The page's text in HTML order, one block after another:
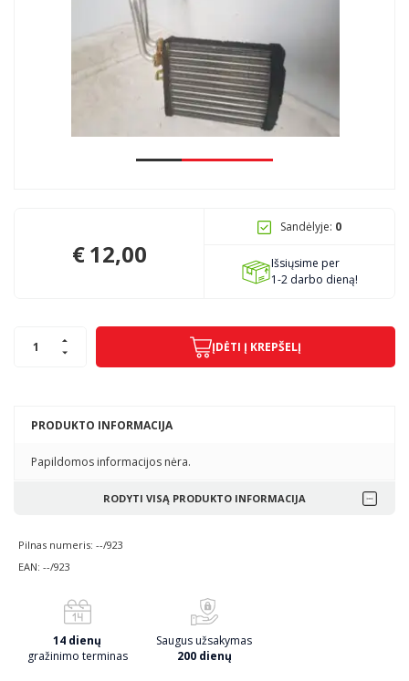
Prisijungti prie paskyros
Pagojo k., Uosių g. 124, Kelmės raj.
+370 68306302
PRODUKTO INFORMACIJA
Papildomos informacijos nėra.
RODYTI VISĄ PRODUKTO INFORMACIJA
Pilnas numeris: --/923
EAN: --/923
14 dienų
gražinimo terminas
Saugus užsakymas
200 dienų
€12,00
Sandėlyje: 0
Išsiųsime per
1-2 darbo dieną!
ĮDĖTI Į KREPŠELĮ